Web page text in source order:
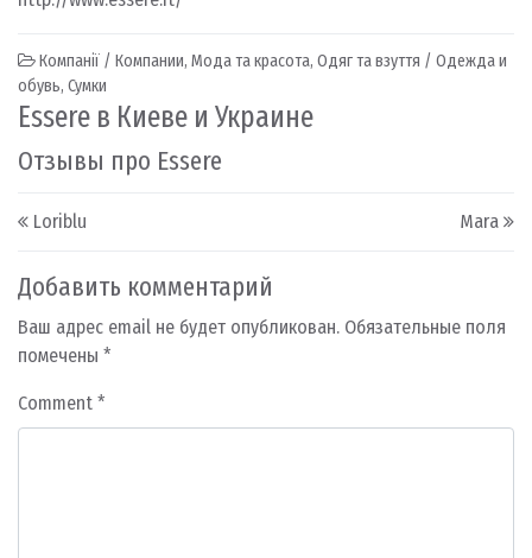
Компанії / Компании, Мода та красота, Одяг та взуття / Одежда и
обувь, Сумки
Essere в Киеве и Украине
Отзывы про Essere
Post navigation
Loriblu Mara
Добавить комментарий
Ваш адрес email не будет опубликован. Обязательные поля
помечены *
Comment *